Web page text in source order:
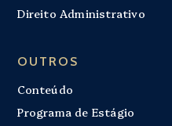
Direito Administrativo
OUTROS
Conteúdo
Programa de Estágio